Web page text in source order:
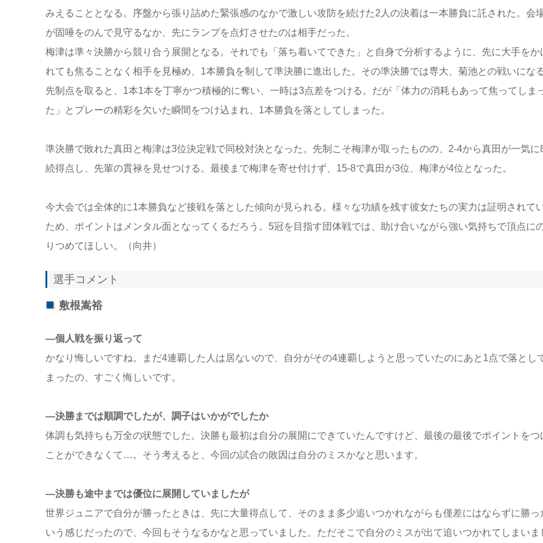
みえることとなる。序盤から張り詰めた緊張感のなかで激しい攻防を続けた2人の決着は一本勝負に託された。会
が固唾をのんで見守るなか、先にランプを点灯させたのは相手だった。
梅津は準々決勝から競り合う展開となる。それでも「落ち着いてできた」と自身で分析するように、先に大手をか
れても焦ることなく相手を見極め、1本勝負を制して準決勝に進出した。その準決勝では専大、菊池との戦いになる
先制点を取ると、1本1本を丁寧かつ積極的に奪い、一時は3点差をつける。だが「体力の消耗もあって焦ってしま
た」とプレーの精彩を欠いた瞬間をつけ込まれ、1本勝負を落としてしまった。
準決勝で敗れた真田と梅津は3位決定戦で同校対決となった。先制こそ梅津が取ったものの、2-4から真田が一気に
続得点し、先輩の貫禄を見せつける。最後まで梅津を寄せ付けず、15-8で真田が3位、梅津が4位となった。
今大会では全体的に1本勝負など接戦を落とした傾向が見られる。様々な功績を残す彼女たちの実力は証明されて
ため、ポイントはメンタル面となってくるだろう。5冠を目指す団体戦では、助け合いながら強い気持ちで頂点に
りつめてほしい。（向井）
選手コメント
敷根嵩裕
―個人戦を振り返って
かなり悔しいですね。まだ4連覇した人は居ないので、自分がその4連覇しようと思っていたのにあと1点で落とし
まったの、すごく悔しいです。
―決勝までは順調でしたが、調子はいかがでしたか
体調も気持ちも万全の状態でした。決勝も最初は自分の展開にできていたんですけど、最後の最後でポイントをつ
ことができなくて…。そう考えると、今回の試合の敗因は自分のミスかなと思います。
―決勝も途中までは優位に展開していましたが
世界ジュニアで自分が勝ったときは、先に大量得点して、そのまま多少追いつかれながらも僅差にはならずに勝っ
いう感じだったので、今回もそうなるかなと思っていました。ただそこで自分のミスが出て追いつかれてしまいま